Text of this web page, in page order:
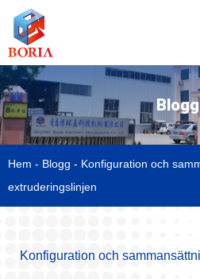
Blogg
Hem - Blogg - Konfiguration och
extruderingslinjen
Konfiguration och